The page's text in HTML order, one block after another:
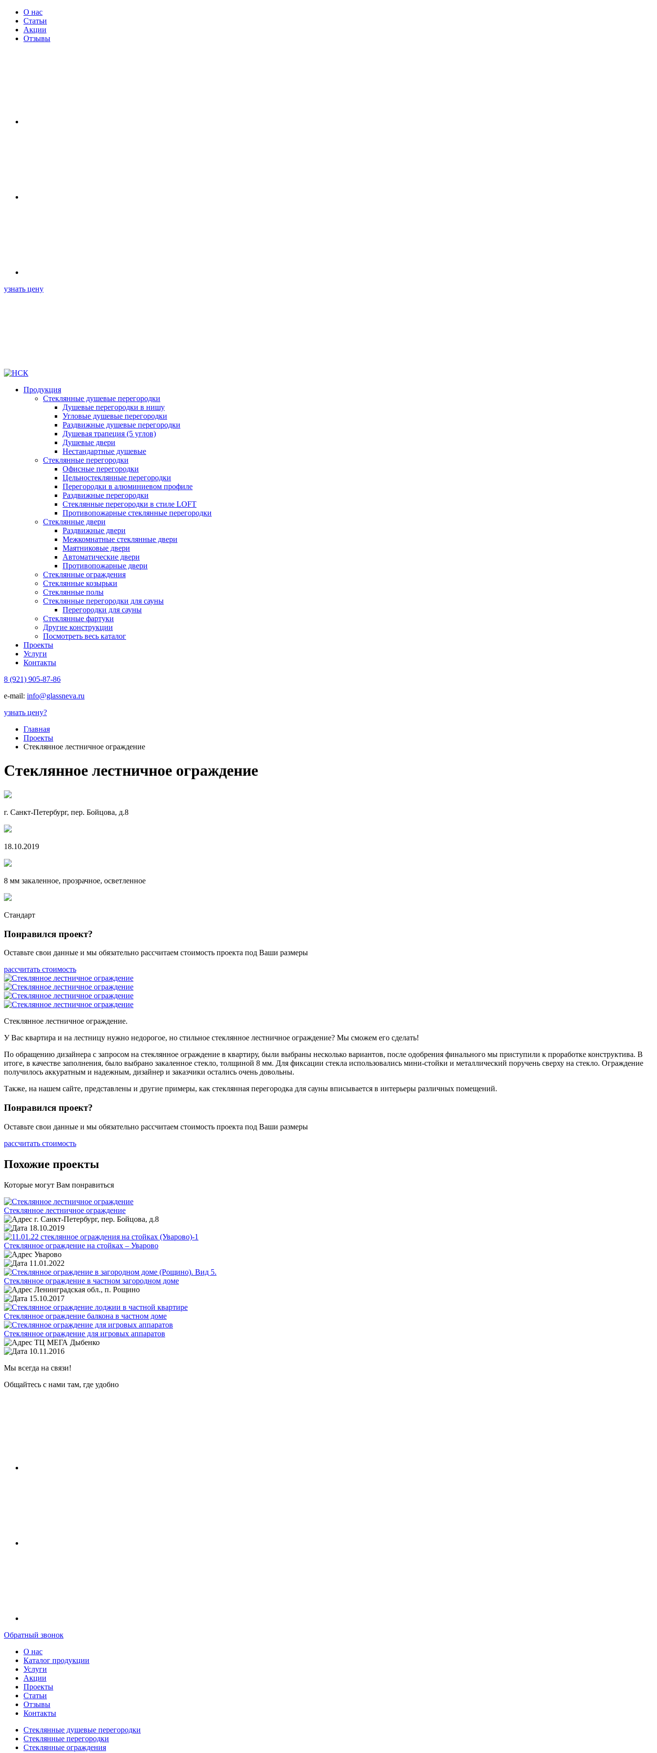
О нас
Статьи
Акции
Отзывы
узнать цену
Продукция
Стеклянные душевые перегородки
Душевые перегородки в нишу
Угловые душевые перегородки
Раздвижные душевые перегородки
Душевая трапеция (5 углов)
Душевые двери
Нестандартные душевые
Стеклянные перегородки
Офисные перегородки
Цельностеклянные перегородки
Перегородки в алюминиевом профиле
Раздвижные перегородки
Стеклянные перегородки в стиле LOFT
Противопожарные стеклянные перегородки
Стеклянные двери
Раздвижные двери
Межкомнатные стеклянные двери
Маятниковые двери
Автоматические двери
Противопожарные двери
Стеклянные ограждения
Стеклянные козырьки
Стеклянные полы
Стеклянные перегородки для сауны
Перегородки для сауны
Стеклянные фартуки
Другие конструкции
Посмотреть весь каталог
Проекты
Услуги
Контакты
8 (921) 905-87-86
e-mail: info@glassneva.ru
узнать цену?
Главная
Проекты
Стеклянное лестничное ограждение
Стеклянное лестничное ограждение
г. Санкт-Петербург, пер. Бойцова, д.8
18.10.2019
8 мм закаленное, прозрачное, осветленное
Стандарт
Понравился проект?
Оставьте свои данные и мы обязательно рассчитаем стоимость проекта под Ваши размеры
рассчитать стоимость
Стеклянное лестничное ограждение.
У Вас квартира и на лестницу нужно недорогое, но стильное стеклянное лестничное ограждение? Мы сможем его сделать!
По обращению дизайнера с запросом на стеклянное ограждение в квартиру, были выбраны несколько вариантов, после одобрения финального мы приступили к проработке конструктива. В
итоге, в качестве заполнения, было выбрано закаленное стекло, толщиной 8 мм. Для фиксации стекла использовались мини-стойки и металлический поручень сверху на стекло. Ограждение
получилось аккуратным и надежным, дизайнер и заказчики остались очень довольны.
Также, на нашем сайте, представлены и другие примеры, как стеклянная перегородка для сауны вписывается в интерьеры различных помещений.
Понравился проект?
Оставьте свои данные и мы обязательно рассчитаем стоимость проекта под Ваши размеры
рассчитать стоимость
Похожие проекты
Которые могут Вам понравиться
Стеклянное лестничное ограждение
г. Санкт-Петербург, пер. Бойцова, д.8
18.10.2019
Стеклянное ограждение на стойках – Уварово
Уварово
11.01.2022
Стеклянное ограждение в частном загородном доме
Ленинградская обл., п. Рощино
15.10.2017
Стеклянное ограждение балкона в частном доме
Стеклянное ограждение для игровых аппаратов
ТЦ МЕГА Дыбенко
10.11.2016
Мы всегда на связи!
Общайтесь с нами там, где удобно
Обратный звонок
О нас
Каталог продукции
Услуги
Акции
Проекты
Статьи
Отзывы
Контакты
Стеклянные душевые перегородки
Стеклянные перегородки
Стеклянные ограждения